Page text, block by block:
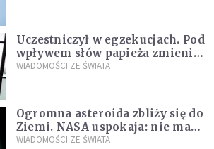
Uczestniczył w egzekucjach. Pod
wpływem słów papieża zmienił
zdanie
WIADOMOŚCI ZE ŚWIATA
Ogromna asteroida zbliży się do
Ziemi. NASA uspokaja: nie ma
zagrożenia
WIADOMOŚCI ZE ŚWIATA